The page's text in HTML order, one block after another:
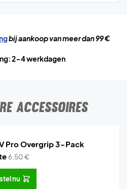
bij aankoop van meer dan 99 €
2-4 werkdagen
ACCESSOIRES
Pro Overgrip 3-Pack
6,50€
nu